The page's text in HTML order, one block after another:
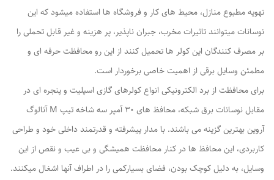
تهویه مطبوع منازل، محیط های کار و فروشگاه ها استفاده میشود که این
نوسانات میتوانند تاثیرات مخرب، جبران ناپذیر، پر هزینه و غیر قابل تحملی را
بر مصرف کنندگان این کولر ها تحمیل کنند از این رو محافظت حرفه ای و
مطمئن وسایل برقی از اهمیت خاصی برخوردار است.
برای محافظت از برد الکترونیکی انواع کولرهای گازی اسپلیت و پنجره ای در
مقابل نوسانات برق شبکه، محافظ های 30 آمپر سه شاخه تیپ M آنالوگ
آروین بهترین گزینه می باشند. با مدار پیشرفته و قدرتمند داخلی خود و طراحی
کاربردی، این محافظ ها در کنار محافظت همیشگی و بی عیب و نقص از این
وسایل، به دلیل کوچک بودن، فضای بسیارکمی را در اطراف آنها اشغال میکنند.